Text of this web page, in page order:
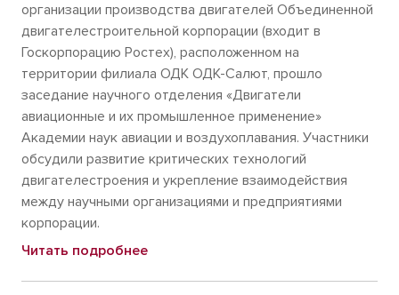
организации производства двигателей Объединенной
двигателестроительной корпорации (входит в
Госкорпорацию Ростех), расположенном на
территории филиала ОДК ОДК-Салют, прошло
заседание научного отделения «Двигатели
авиационные и их промышленное применение»
Академии наук авиации и воздухоплавания. Участники
обсудили развитие критических технологий
двигателестроения и укрепление взаимодействия
между научными организациями и предприятиями
корпорации.
Читать подробнее